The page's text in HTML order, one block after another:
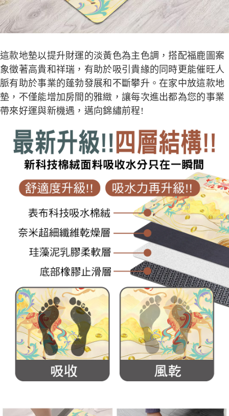
這款地墊以提升財運的淡黃色為主色調，搭配福鹿圖案
象徵著高貴和祥瑞，有助於吸引貴緣的同時更能催旺人
脈有助於事業的蓬勃發展和不斷攀升。在家中放這款地
墊，不僅能增加房間的雅緻，讓每次進出都為您的事業
帶來好運與新機遇，邁向錦繡前程!